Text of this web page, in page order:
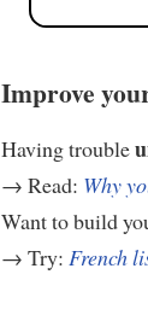
Improve
Having trouble
→ Read: Why
Want to build
→ Try: French